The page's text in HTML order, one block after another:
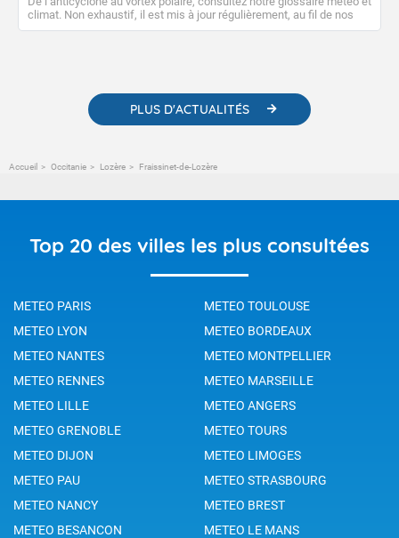
climat. Non exhaustif, il est mis à jour régulièrement, au fil de nos
publications. Vous y trouverez également des liens utiles vers nos
PLUS D'ACTUALITÉS
Accueil Occitanie Lozère Fraissinet-de-Lozère
Top 20 des villes les plus consultées
METEO PARIS
METEO TOULOUSE
METEO LYON
METEO BORDEAUX
METEO NANTES
METEO MONTPELLIER
METEO RENNES
METEO MARSEILLE
METEO LILLE
METEO ANGERS
METEO GRENOBLE
METEO TOURS
METEO DIJON
METEO LIMOGES
METEO PAU
METEO STRASBOURG
METEO NANCY
METEO BREST
METEO BESANCON
METEO LE MANS